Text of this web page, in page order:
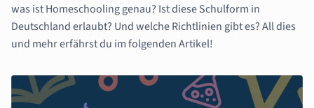
was ist Homeschooling genau? Ist diese Schulform in
Deutschland erlaubt? Und welche Richtlinien gibt es? All dies
und mehr erfährst du im folgenden Artikel!